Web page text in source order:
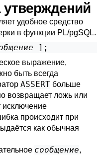
утверждений
удобное средство
в функции PL/pgSQL.
выражение,
быть всегда
ASSERT больше
возвращает ложь или
исключение
происходит при
как обычная
сообщение,